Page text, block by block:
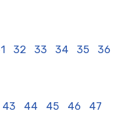
32 33 34 35 36
43 44 45 46 47